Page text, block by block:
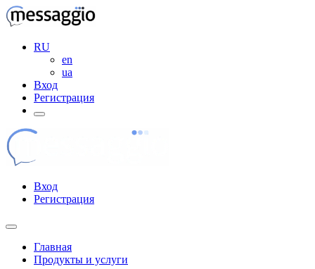
RU
en
ua
Вход
Регистрация
Вход
Регистрация
Главная
Продукты и услуги